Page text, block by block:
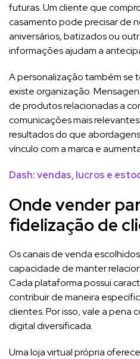
futuras. Um cliente que
casamento pode precisar de
aniversários, batizados ou
informações ajudam a
A personalização também se
existe organização.
de produtos relacionadas a
comunicações mais
resultados do que
vínculo com a marca e
Dash: vendas, lucros e
Onde vender
fidelização de
Os canais de venda
capacidade de manter
Cada plataforma possui
contribuir de maneira
clientes. Por isso, vale a pena
digital diversificada.
Uma loja virtual própria